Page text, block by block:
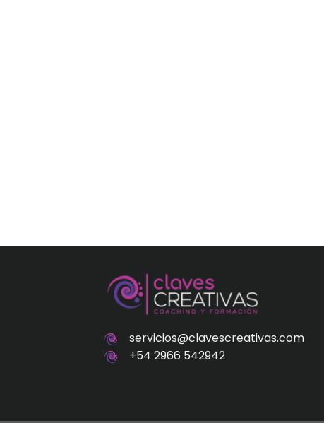
servicios@clavescreativas.com
+54 2966 542942